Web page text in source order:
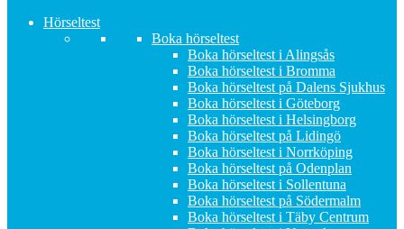
Hörseltest
Boka hörseltest
Boka hörseltest i Alingsås
Boka hörseltest i Bromma
Boka hörseltest på Dalens Sjukhus
Boka hörseltest i Göteborg
Boka hörseltest i Helsingborg
Boka hörseltest på Lidingö
Boka hörseltest i Norrköping
Boka hörseltest på Odenplan
Boka hörseltest i Sollentuna
Boka hörseltest på Södermalm
Boka hörseltest i Täby Centrum